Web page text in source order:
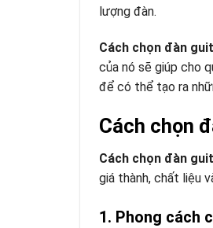
lượng đàn.
Cách chọn đàn
của nó sẽ giúp cho
để có thể tạo ra
Cách chọn
Cách chọn đàn
giá thành, chất liệu
1. Phong cách